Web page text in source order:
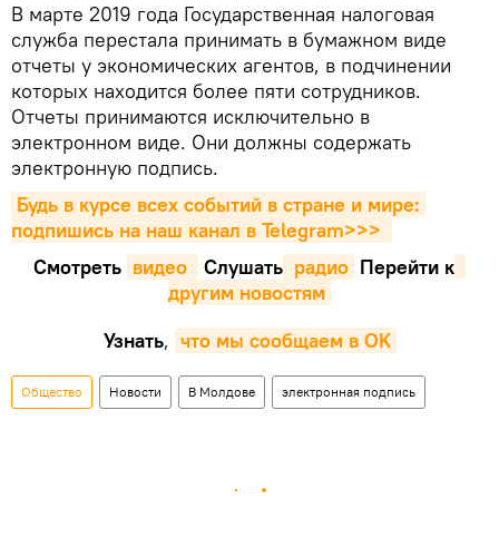
В марте 2019 года Государственная налоговая
служба перестала принимать в бумажном виде
отчеты у экономических агентов, в подчинении
которых находится более пяти сотрудников.
Отчеты принимаются исключительно в
электронном виде. Они должны содержать
электронную подпись.
Будь в курсе всех событий в стране и мире:
подпишись на наш канал в Telegram>>>
Смотреть видео Cлушать радио Перейти к
другим новостям
Узнать, что мы сообщаем в OK
Общество Новости В Молдове электронная подпись